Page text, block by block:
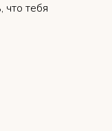
что тебя